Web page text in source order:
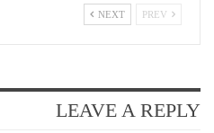
NEXT
LEAVE A REPLY